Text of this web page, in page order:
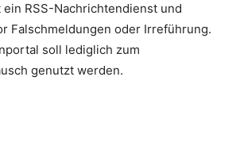
RSS-Nachrichtendienst und
Falschmeldungen oder Irreführung.
soll lediglich zum
genutzt werden.